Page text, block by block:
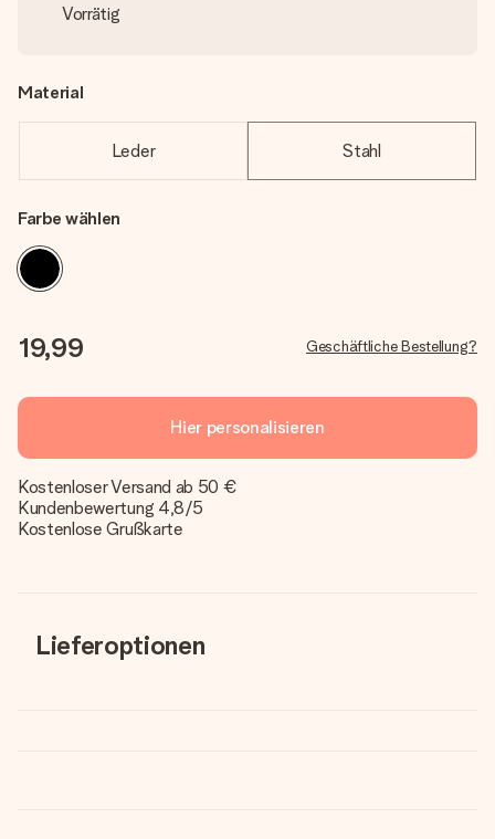
Vorrätig
Material
Leder Stahl
Farbe wählen
19,99 Geschäftliche Bestellung?
Hier personalisieren
Kostenloser Versand ab 50 €
Kundenbewertung 4,8/5
Kostenlose Grußkarte
Lieferoptionen